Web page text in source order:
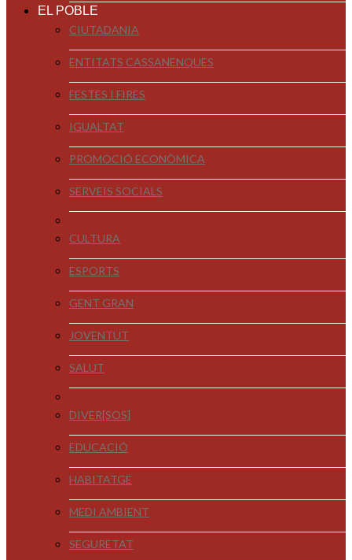
EL POBLE
CIUTADANIA
ENTITATS CASSANENQUES
FESTES I FIRES
IGUALTAT
PROMOCIÓ ECONÒMICA
SERVEIS SOCIALS
CULTURA
ESPORTS
GENT GRAN
JOVENTUT
SALUT
DIVER[SOS]
EDUCACIÓ
HABITATGE
MEDI AMBIENT
SEGURETAT